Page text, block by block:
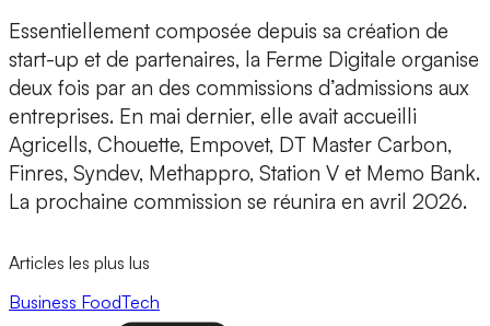
Essentiellement composée depuis sa création de
start-up et de partenaires, la Ferme Digitale organise
deux fois par an des commissions d’admissions aux
entreprises. En mai dernier, elle avait accueilli
Agricells, Chouette, Empovet, DT Master Carbon,
Finres, Syndev, Methappro, Station V et Memo Bank.
La prochaine commission se réunira en avril 2026.
Articles les plus lus
Business FoodTech